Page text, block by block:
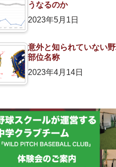
うなるのか
2023年5月1日
意外と知られていない
部位名称
2023年4月14日